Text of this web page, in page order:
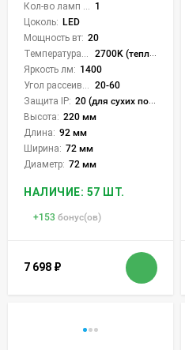
1
Цоколь: LED
Мощность вт: 20
2700K (теплый), 4200K (нейтральный), 6000K (холодный), CCT механическое переключение
Яркость лм: 1400
20-60
Защита IP: 20 (для сухих пом.)
Высота: 220 мм
Длина: 92 мм
Ширина: 72 мм
Диаметр: 72 мм
НАЛИЧИЕ: 57 ШТ.
+153 бонус(ов)
7 698 ₽